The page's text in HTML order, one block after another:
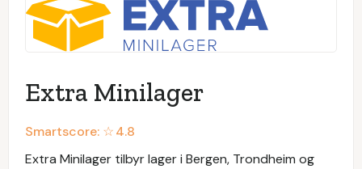
Extra Minilager
Smartscore: ☆4.8
Extra Minilager tilbyr lager i Bergen, Trondheim og